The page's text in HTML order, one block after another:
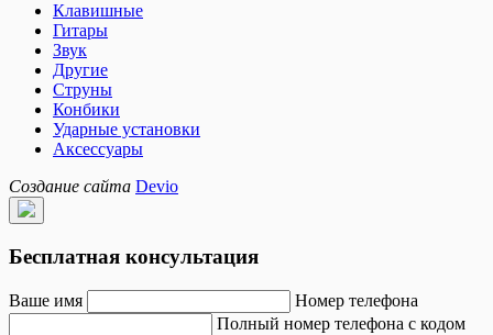
Клавишные
Гитары
Звук
Другие
Струны
Конбики
Ударные установки
Аксессуары
Создание сайта Devio
Бесплатная консультация
Ваше имя
Номер телефона
Полный номер телефона с кодом